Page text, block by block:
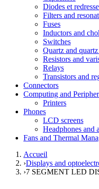
Diodes et
Filters and
Fuses
Inductors and
Switches
Quartz and
Resistors and
Relays
Transistors and
Connectors
Computing and
Printers
Phones
LCD screens
Headphones and
Fans and Thermal
Accueil
›Displays and
›7 SEGMENT LED